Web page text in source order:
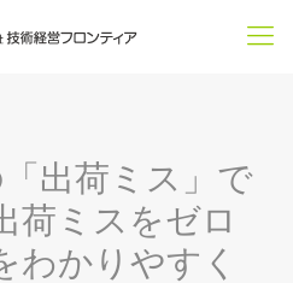
出荷ミス」で
荷ミスをゼロ
わかりやすく